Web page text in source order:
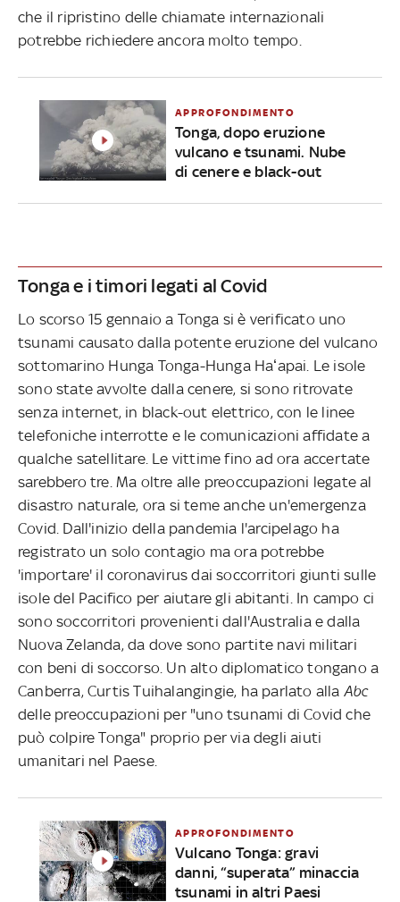
che il ripristino delle chiamate internazionali
potrebbe richiedere ancora molto tempo.
APPROFONDIMENTO
Tonga, dopo eruzione
vulcano e tsunami. Nube
di cenere e black-out
Tonga e i timori legati al Covid
Lo scorso 15 gennaio a Tonga si è verificato uno
tsunami causato dalla potente eruzione del vulcano
sottomarino Hunga Tonga-Hunga Haʻapai. Le isole
sono state avvolte dalla cenere, si sono ritrovate
senza internet, in black-out elettrico, con le linee
telefoniche interrotte e le comunicazioni affidate a
qualche satellitare. Le vittime fino ad ora accertate
sarebbero tre. Ma oltre alle preoccupazioni legate al
disastro naturale, ora si teme anche un'emergenza
Covid. Dall'inizio della pandemia l'arcipelago ha
registrato un solo contagio ma ora potrebbe
'importare' il coronavirus dai soccorritori giunti sulle
isole del Pacifico per aiutare gli abitanti. In campo ci
sono soccorritori provenienti dall'Australia e dalla
Nuova Zelanda, da dove sono partite navi militari
con beni di soccorso. Un alto diplomatico tongano a
Canberra, Curtis Tuihalangingie, ha parlato alla Abc
delle preoccupazioni per "uno tsunami di Covid che
può colpire Tonga" proprio per via degli aiuti
umanitari nel Paese.
APPROFONDIMENTO
Vulcano Tonga: gravi
danni, “superata” minaccia
tsunami in altri Paesi